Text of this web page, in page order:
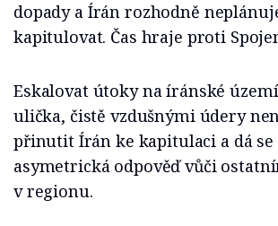
dopady a Írán rozhodně
kapitulovat. Čas hraje proti
Eskalovat útoky na íránské
ulička, čistě vzdušnými údery
přinutit Írán ke kapitulaci a dá se
asymetrická odpověď vůči
v regionu.